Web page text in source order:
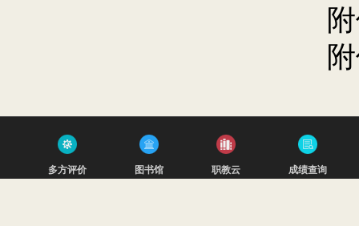
附
附
多方评价 图书馆 职教云 成绩查询